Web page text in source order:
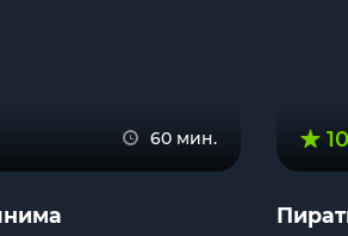
60 мин.